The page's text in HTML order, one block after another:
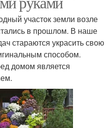
участок земли возле
в прошлом. В наше
стараются украсить свою
способом.
домом является